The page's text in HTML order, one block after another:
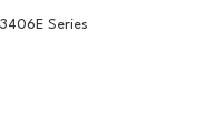
3406E Series